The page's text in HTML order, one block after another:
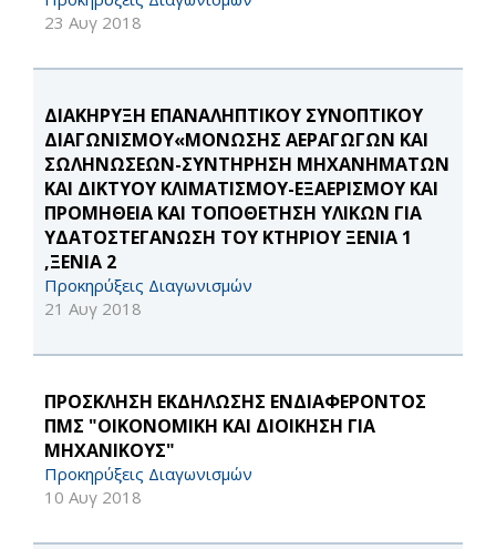
23 Αυγ 2018
ΔΙΑΚΗΡΥΞΗ ΕΠΑΝΑΛΗΠΤΙΚΟΥ ΣΥΝΟΠΤΙΚΟΥ
ΔΙΑΓΩΝΙΣΜΟY«ΜΟΝΩΣΗΣ ΑΕΡΑΓΩΓΩΝ ΚΑΙ
ΣΩΛΗΝΩΣΕΩΝ-ΣΥΝΤΗΡΗΣΗ ΜΗΧΑΝΗΜΑΤΩΝ
ΚΑΙ ΔΙΚΤΥΟΥ ΚΛΙΜΑΤΙΣΜΟΥ-ΕΞΑΕΡΙΣΜΟΥ ΚΑΙ
ΠΡΟΜΗΘΕΙΑ ΚΑΙ ΤΟΠΟΘΕΤΗΣΗ ΥΛΙΚΩΝ ΓΙΑ
ΥΔΑΤΟΣΤΕΓΑΝΩΣΗ ΤΟΥ ΚΤΗΡΙΟΥ ΞΕΝΙΑ 1
,ΞΕΝΙΑ 2
Προκηρύξεις Διαγωνισμών
21 Αυγ 2018
ΠΡΟΣΚΛΗΣΗ ΕΚΔΗΛΩΣΗΣ ΕΝΔΙΑΦΕΡΟΝΤΟΣ
ΠΜΣ "ΟΙΚΟΝΟΜΙΚΗ ΚΑΙ ΔΙΟΙΚΗΣΗ ΓΙΑ
ΜΗΧΑΝΙΚΟΥΣ"
Προκηρύξεις Διαγωνισμών
10 Αυγ 2018